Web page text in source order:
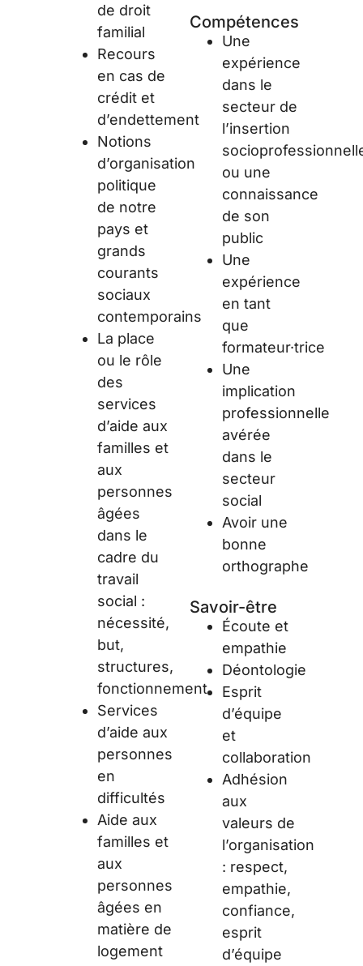
de droit
familial
Recours
en cas de
crédit et
d’endettement
Notions
d’organisation
politique
de notre
pays et
grands
courants
sociaux
contemporains
La place
ou le rôle
des
services
d’aide aux
familles et
aux
personnes
âgées
dans le
cadre du
travail
social :
nécessité,
but,
structures,
fonctionnement
Services
d’aide aux
personnes
en
difficultés
Aide aux
familles et
aux
personnes
âgées en
matière de
logement
Compétences
Une
expérience
dans le
secteur de
l’insertion
ou une
connaissance
de son
public
Une
expérience
en tant
que
formateur·trice
Une
implication
professionnelle
avérée
dans le
secteur
social
Avoir une
bonne
orthographe
Savoir-être
Écoute et
empathie
Déontologie
Esprit
d’équipe
et
collaboration
Adhésion
aux
valeurs de
l’organisation
: respect,
empathie,
confiance,
esprit
d’équipe